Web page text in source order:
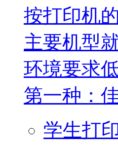
按打印机
主要机型
环境要求
第一种：
学生打